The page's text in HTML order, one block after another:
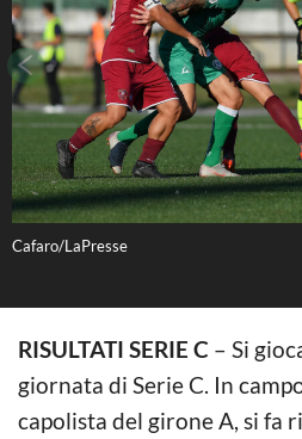
Cafaro/LaPresse
RISULTATI SERIE C – Si
giornata di Serie C. In
capolista del girone A, si fa